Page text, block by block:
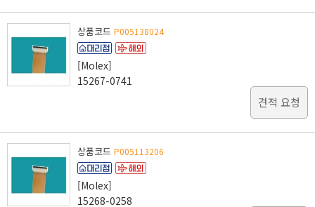
상품코드 P005138024
[Molex]
15267-0741
견적 요청
상품코드 P005113206
[Molex]
15268-0258